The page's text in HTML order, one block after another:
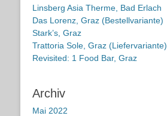
Linsberg Asia Therme, Bad Erlach
Das Lorenz, Graz (Bestellvariante)
Stark’s, Graz
Trattoria Sole, Graz (Liefervariante)
Revisited: 1 Food Bar, Graz
Archiv
Mai 2022